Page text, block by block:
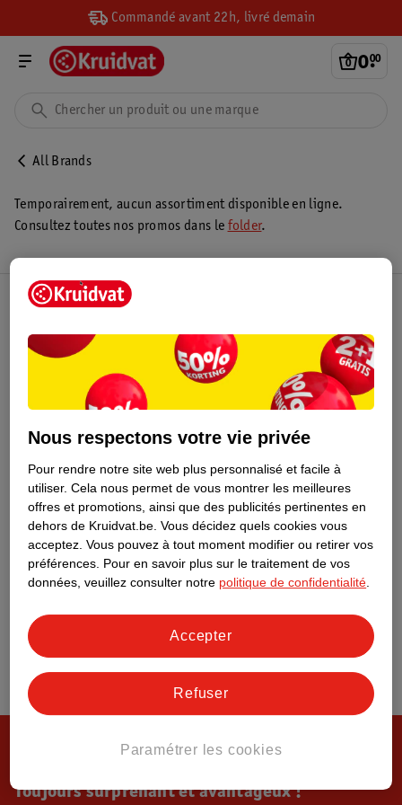
Commandé avant 22h, livré demain
0.
00
All Brands
Temporairement, aucun assortiment disponible en ligne.
Consultez toutes nos promos dans le folder.
Toujours surprenant et avantageux !
Nous respectons votre vie privée
Pour rendre notre site web plus personnalisé et facile à
utiliser. Cela nous permet de vous montrer les meilleures
offres et promotions, ainsi que des publicités pertinentes en
dehors de Kruidvat.be. Vous décidez quels cookies vous
acceptez. Vous pouvez à tout moment modifier ou retirer vos
préférences. Pour en savoir plus sur le traitement de vos
données, veuillez consulter notre politique de confidentialité
Paramétrer les cookies
Refuser
Accepter